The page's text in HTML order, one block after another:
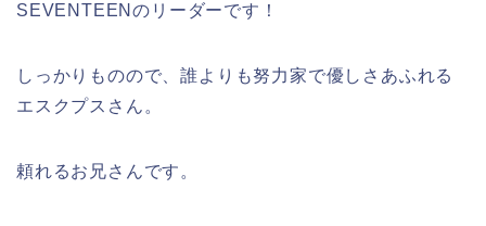
SEVENTEENのリーダーです！
しっかりものので、誰よりも努力家で優しさあふれる
エスクプスさん。
頼れるお兄さんです。